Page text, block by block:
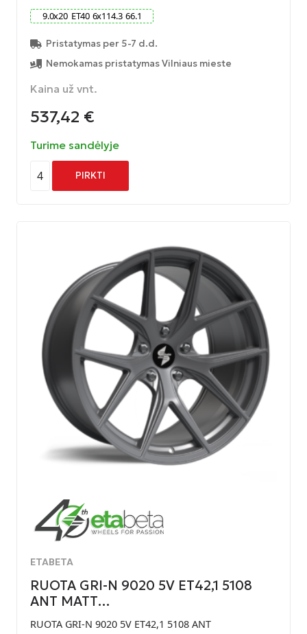
9.0x20 ET40 6x114.3 66.1
Pristatymas per 5-7 d.d.
Nemokamas pristatymas Vilniaus mieste
Kaina už vnt.
537,42 €
Turime sandėlyje
4 PIRKTI
ETABETA
RUOTA GRI-N 9020 5V ET42,1 5108
ANT MATT…
RUOTA GRI-N 9020 5V ET42,1 5108 ANT